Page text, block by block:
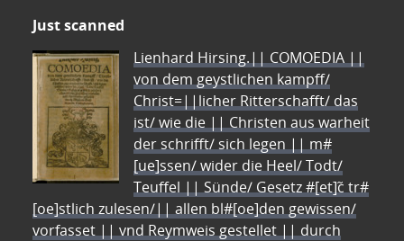
Just scanned
Lienhard Hirsing.|| COMOEDIA ||
von dem geystlichen kampff/
Christ=||licher Ritterschafft/ das
ist/ wie die || Christen aus warheit
der schrifft/ sich legen || m#
[ue]ssen/ wider die Heel/ Todt/
Teuffel || Sünde/ Gesetz #[et]c̃ tr#
[oe]stlich zulesen/|| allen bl#[oe]den gewissen/
vorfasset || vnd Reymweis gestellet || durch